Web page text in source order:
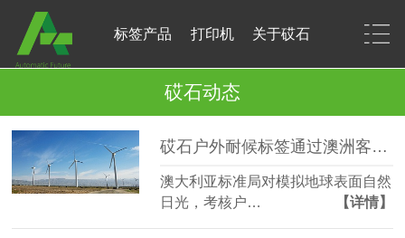
标签产品 打印机 关于砹石
砹石动态
砹石户外耐候标签通过澳洲客户，户外标签IEC 60068-2-5标准
澳大利亚标准局对模拟地球表面自然
日光，考核户…
【详情】